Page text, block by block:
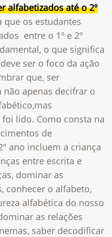
alfabetizados até o 2º
que os estudantes
entre o 1º e 2º
o que significa
ser o foco da ação
que, ser
apenas decifrar o
lido. Como consta na
de
ano incluem a criança
entre escrita e
dominar as
conhecer o alfabeto,
alfabética do nosso
as relações
saber decodificar